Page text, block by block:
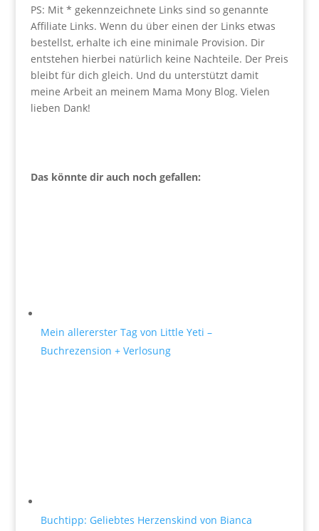
PS: Mit * gekennzeichnete Links sind so genannte
Affiliate Links. Wenn du über einen der Links etwas
bestellst, erhalte ich eine minimale Provision. Dir
entstehen hierbei natürlich keine Nachteile. Der Preis
bleibt für dich gleich. Und du unterstützt damit
meine Arbeit an meinem Mama Mony Blog. Vielen
lieben Dank!
Das könnte dir auch noch gefallen:
Mein allererster Tag von Little Yeti –
Buchrezension + Verlosung
Buchtipp: Geliebtes Herzenskind von Bianca